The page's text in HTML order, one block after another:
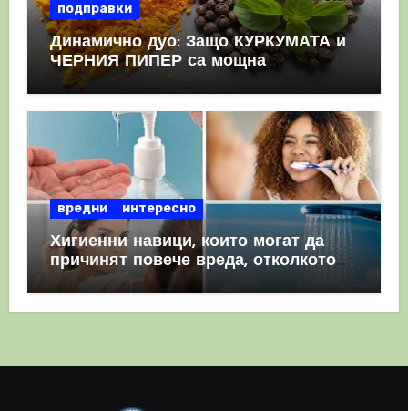
подправки
Динамично дуо: Защо КУРКУМАТА и
ЧЕРНИЯ ПИПЕР са мощна
комбинация
вредни интересно
Хигиенни навици, които могат да
причинят повече вреда, отколкото
полза